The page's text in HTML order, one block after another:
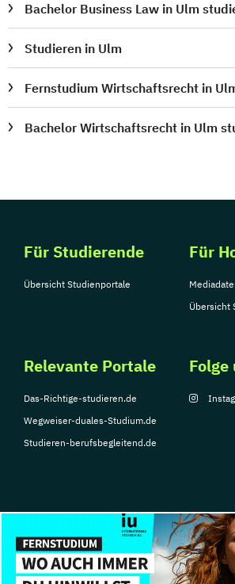
Bachelor Business Law in Ulm
Studieren in Ulm
Fernstudium Wirtschaftsrecht in
Bachelor Wirtschaftsrecht in Ulm
Für Studierende
Übersicht Studienportale
Für
Übersicht
Relevante Portale
Das-Richtige-studieren.de
Wegweiser-duales-Studium.de
Studieren-berufsbegleitend.de
Folge
© Copyright 2026, TarGroup Media GmbH
Impressum
Datenschutzerklärung